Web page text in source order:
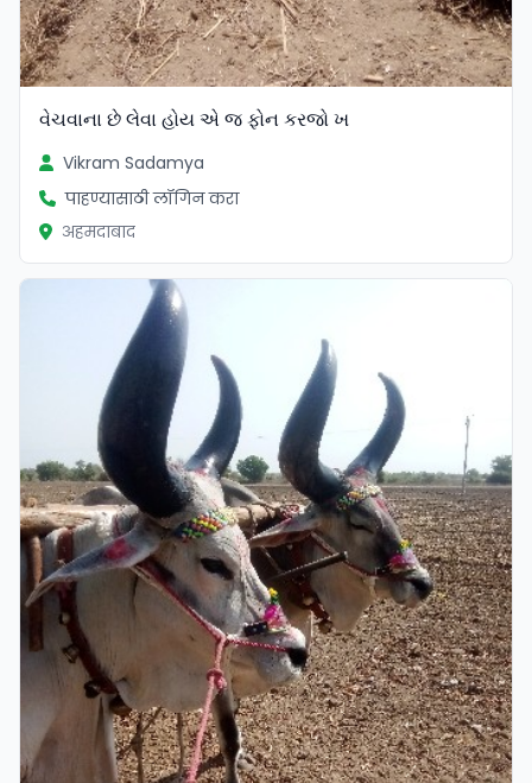
વેચવાના છે લેવા હોય એ જ ફોન કરજો ખ
Vikram Sadamya
पाहण्यासाठी लॉगिन करा
अहमदाबाद